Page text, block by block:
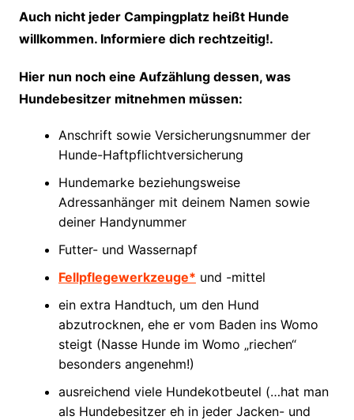
Auch nicht jeder Campingplatz heißt Hunde
willkommen. Informiere dich rechtzeitig!.
Hier nun noch eine Aufzählung dessen, was
Hundebesitzer mitnehmen müssen:
Anschrift sowie Versicherungsnummer der
Hunde-Haftpflichtversicherung
Hundemarke beziehungsweise
Adressanhänger mit deinem Namen sowie
deiner Handynummer
Futter- und Wassernapf
Fellpflegewerkzeuge* und -mittel
ein extra Handtuch, um den Hund
abzutrocknen, ehe er vom Baden ins Womo
steigt (Nasse Hunde im Womo „riechen“
besonders angenehm!)
ausreichend viele Hundekotbeutel (…hat man
als Hundebesitzer eh in jeder Jacken- und